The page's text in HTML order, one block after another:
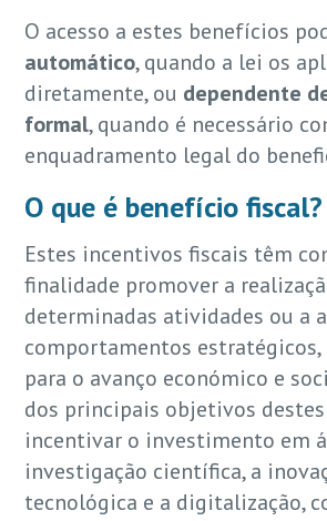
O acesso a estes benefícios
automático, quando a lei os
diretamente, ou dependente
formal, quando é necessário
enquadramento legal do
O que é benefício fiscal?
Estes incentivos fiscais têm
finalidade promover a
determinadas atividades ou a
comportamentos estratégicos,
para o avanço económico e
dos principais objetivos
incentivar o investimento em
investigação científica, a
tecnológica e a digitalização,